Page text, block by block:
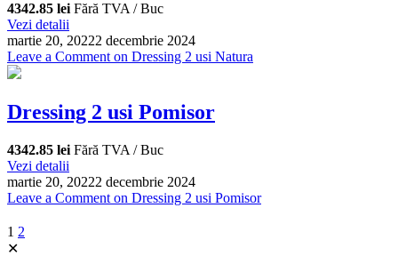
4342.85 lei Fără TVA / Buc
Vezi detalii
martie 20, 20222 decembrie 2024
Leave a Commenton Dressing 2 usi Natura
Dressing 2 usi Pomisor
4342.85 lei Fără TVA / Buc
Vezi detalii
martie 20, 20222 decembrie 2024
Leave a Comment on Dressing 2 usi Pomisor
1 2
✕